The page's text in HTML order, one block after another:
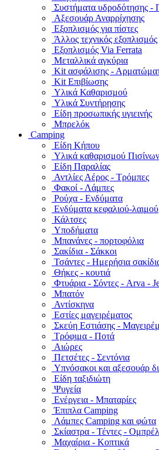
Συστήματα υδροδότησης -
Αξεσουάρ Αναρρίχησης
Εξοπλισμός για πίστες
Άλλος τεχνικός εξοπλισμός
Εξοπλισμός Via Ferrata
Μεταλλικά αγκύρια
Kit ασφάλισης -
Kit Επιβίωσης
Υλικά Καθαρισμού
Υλικά Συντήρησης
Είδη προσωπικής υγιεινής
Μπρελόκ
Camping
Είδη Κήπου
Υλικά καθαρισμού
Είδη Παραλίας
Αντλίες Αέρος - Τρόμπες
Φακοί - Λάμπες
Ρούχα - Ενδύματα
Ενδύματα κεφαλιού-λαιμού
Κάλτσες
Υποδήματα
Μπανάνες - πορτοφόλια
Σακίδια - Σάκκοι
Τσάντες - Ημερήσια
Θήκες - κουτιά
Φτυάρια - Σόντες - Arva -
Μπατόν
Αντίσκηνα
Εστίες μαγειρέματος
Σκεύη Εστιάσης -
Τρόφιμα - Ποτά
Αιώρες
Πετσέτες - Σεντόνια
Υπνόσακοι και αξεσουάρ
Είδη ταξιδιώτη
Ψυγεία
Ενέργεια - Μπαταρίες
Έπιπλα Camping
Λάμπες Camping και φώτα
Σκίαστρα - Τέντες -
Μαχαίρια - Κοπτικά